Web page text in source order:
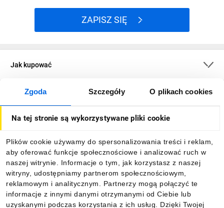
Zgoda Szczegóły O plikach cookies
Na tej stronie są wykorzystywane pliki cookie
Plików cookie używamy do spersonalizowania treści i reklam,
aby oferować funkcje społecznościowe i analizować ruch w
naszej witrynie. Informacje o tym, jak korzystasz z naszej
witryny, udostępniamy partnerom społecznościowym,
reklamowym i analitycznym. Partnerzy mogą połączyć te
informacje z innymi danymi otrzymanymi od Ciebie lub
uzyskanymi podczas korzystania z ich usług. Dzięki Twojej
ZAPISZ SIĘ
Jak kupować
O firmie
Informacje
Pobierz naszą aplikację mobilną: